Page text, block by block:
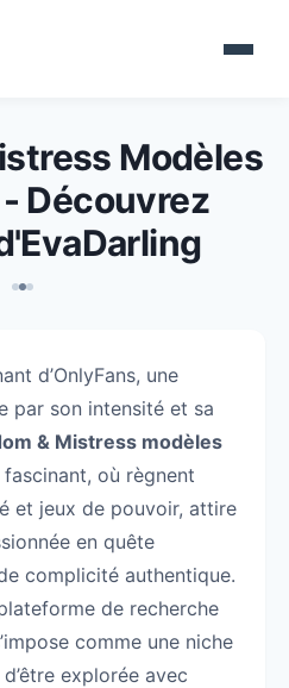
Modèles
Découvrez
d’OnlyFans, une
par son intensité et sa
& Mistress modèles
où règnent
et jeux de pouvoir, attire
en quête
complicité authentique.
de recherche
comme une niche
explorée avec